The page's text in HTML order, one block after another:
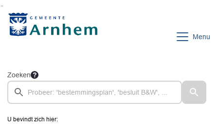
Menu
Zoeken
U bevindt zich hier: